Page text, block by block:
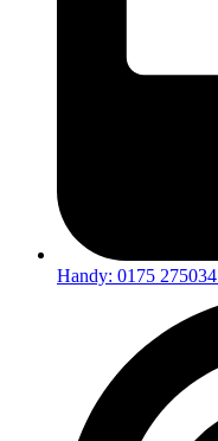
Handy: 0175